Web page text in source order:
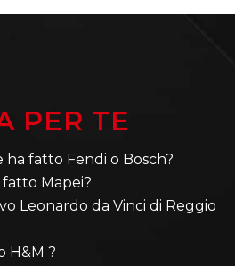
PER TE
fatto Fendi o Bosch?
Mapei?
Leonardo da Vinci di Reggio
H&M ?